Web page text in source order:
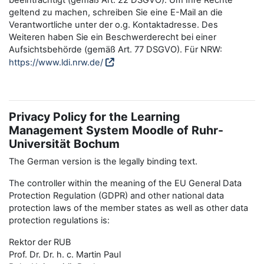
geltend zu machen, schreiben Sie eine E-Mail an die
Verantwortliche unter der o.g. Kontaktadresse. Des
Weiteren haben Sie ein Beschwerderecht bei einer
Aufsichtsbehörde (gemäß Art. 77 DSGVO). Für NRW:
https://www.ldi.nrw.de/
Privacy Policy for the Learning
Management System Moodle of Ruhr-
Universität Bochum
The German version is the legally binding text.
The controller within the meaning of the EU General Data
Protection Regulation (GDPR) and other national data
protection laws of the member states as well as other data
protection regulations is:
Rektor der RUB
Prof. Dr. Dr. h. c. Martin Paul